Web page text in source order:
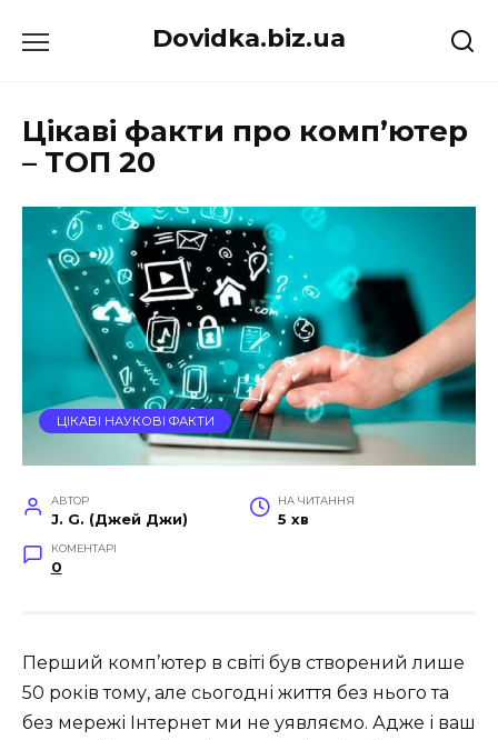
до
Dovidka.biz.ua
Цікаві факти про комп’ютер
– ТОП 20
ЦІКАВІ НАУКОВІ ФАКТИ
АВТОР
J. G. (Джей Джи)
НА ЧИТАННЯ
5 хв
КОМЕНТАРІ
0
Перший комп’ютер в світі був створений лише
50 років тому, але сьогодні життя без нього та
без мережі Інтернет ми не уявляємо. Адже і ваш